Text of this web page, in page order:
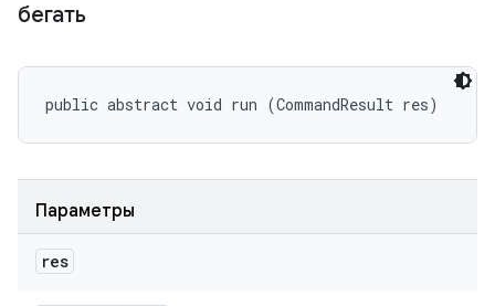
бегать
public abstract void run (CommandResult res)
Параметры
res